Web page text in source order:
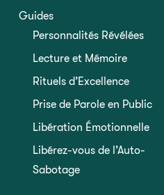
Guides
Personnalités Révélées
Lecture et Mémoire
Rituels d’Excellence
Prise de Parole en Public
Libération Émotionnelle
Libérez-vous de l’Auto-
Sabotage